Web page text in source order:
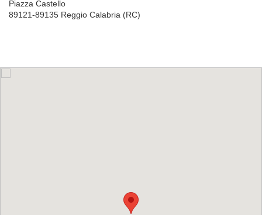
Piazza Castello
89121-89135 Reggio Calabria (RC)